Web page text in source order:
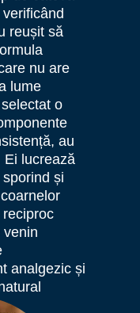
reușit să
nu are
lume
o
au
Ei lucrează
și
venin
analgezic și